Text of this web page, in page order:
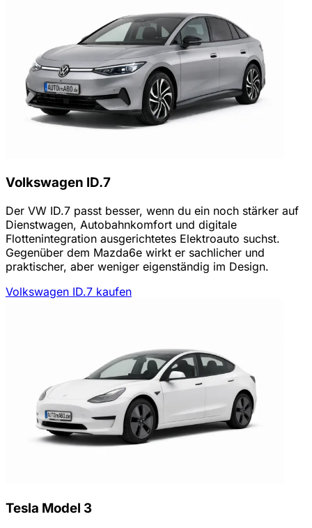
Volkswagen ID.7
Der VW ID.7 passt besser, wenn du ein noch stärker auf
Dienstwagen, Autobahnkomfort und digitale
Flottenintegration ausgerichtetes Elektroauto suchst.
Gegenüber dem Mazda6e wirkt er sachlicher und
praktischer, aber weniger eigenständig im Design.
Volkswagen ID.7 kaufen
Tesla Model 3